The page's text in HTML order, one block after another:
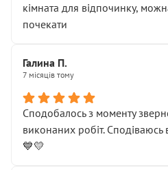
кімната для відпочинку,
почекати
Галина П.
7 місяців тому
Сподобалось з моменту
виконаних робіт.
💙💛